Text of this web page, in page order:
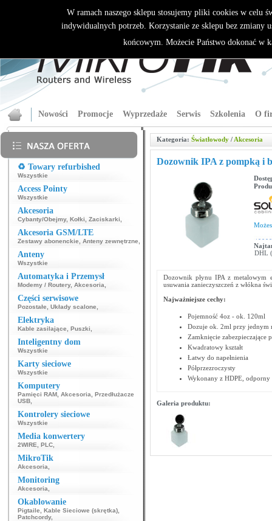
Nowości Promocje Wyprzedaże Serwis Szkolenia O
♻️ Towary refurbished
Wszystkie
Access Pointy
Wszystkie
Akcesoria
Cybanty/Obejmy, Kołki Zaciskarki
Akcesoria GSM/LTE
Zestawy abonenckie Anteny zewnętrzne
Anteny
Wszystkie
Automatyka i Przemysł
Modemy / Routery, Akcesoria
Części serwisowe
Pozostałe Układy scalone
Elektryka
Kable zasilające Puszki
Inteligentny dom
Wszystkie
Karty sieciowe
Wszystkie
Komputery
Pamięci RAM Akcesoria
Przedłużacze
USB
Kontrolery sieciowe
Wszystkie
Media konwertery
2WIRE PLC
MikroTik
Akcesoria
Monitoring
Akcesoria
Okablowanie
Pigtaile Kable Sieciowe (skrętka)
Patchcordy,
Kategoria: Światłowody/ Akcesoria
Dozownik IPA z pompką i
DHL
Dozownik płynu IPA z metalowym
usuwania zanieczyszczeń z włókna
Najważniejsze cechy:
Pojemność 4oz - ok. 120ml
Dozuje ok. 2ml przy jednym
Zamknięcie zabezpieczające
Kwadratowy kształt
Łatwy do napełnienia
Półprzezroczysty
Wykonany z HDPE, odporny
Galeria produktu:
W ramach naszego sklepu stosujemy pliki cookies w celu
indywidualnych potrzeb. Korzystanie ze sklepu bez zmiany
końcowym. Możecie Państwo dokonać w